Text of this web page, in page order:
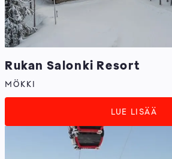
Rukan Salonki Resort
MÖKKI
LUE LISÄÄ